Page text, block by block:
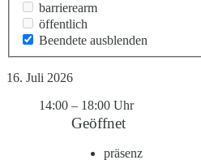
barrierearm
öffentlich
Beendete ausblenden
16. Juli 2026
14:00 – 18:00 Uhr
Geöffnet
präsenz